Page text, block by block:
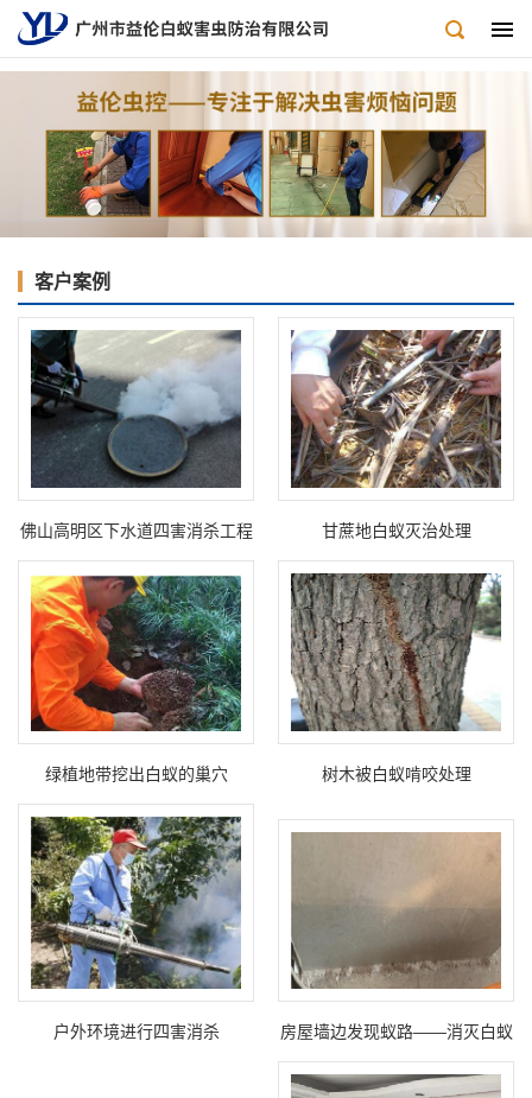
客户案例
佛山高明区下水道四害消杀工程 甘蔗地白蚁灭治处理
绿植地带挖出白蚁的巢穴 树木被白蚁啃咬处理
户外环境进行四害消杀 房屋墙边发现蚁路——消灭白蚁